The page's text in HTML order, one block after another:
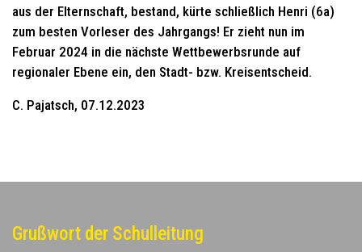
aus der Elternschaft, bestand, kürte schließlich Henri (6a)
zum besten Vorleser des Jahrgangs! Er zieht nun im
Februar 2024 in die nächste Wettbewerbsrunde auf
regionaler Ebene ein, den Stadt- bzw. Kreisentscheid.
C. Pajatsch, 07.12.2023
Grußwort der Schulleitung